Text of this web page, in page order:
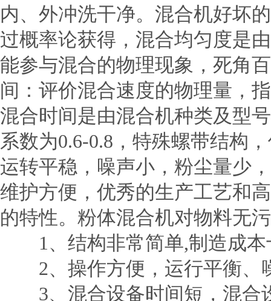
内、外冲洗干净。混合机好坏
过概率论获得，混合均匀度是
能参与混合的物理现象，死角
间：评价混合速度的物理量，
混合时间是由混合机种类及型
系数为0.6-0.8，特殊螺带结构
运转平稳，噪声小，粉尘量少
维护方便，优秀的生产工艺和
的特性。粉体混合机对物料无
1、结构非常简单,制造成本
2、操作方便，运行平衡、
3、混合设备时间短，混合